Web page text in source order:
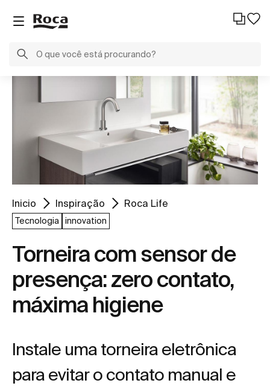
Inicio Inspiração Roca Life
Tecnologia innovation
Torneira com sensor de
presença: zero contato,
máxima higiene
Instale uma torneira eletrônica
para evitar o contato manual e